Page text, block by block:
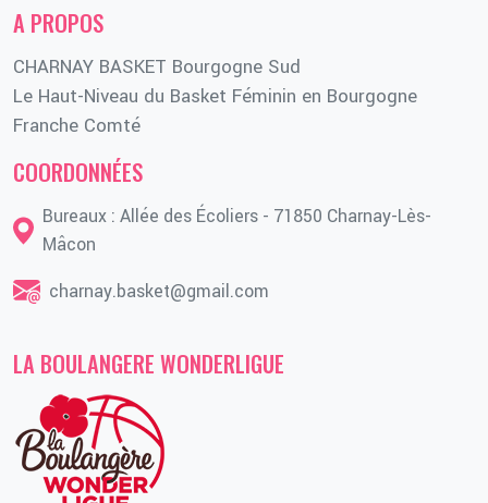
A PROPOS
CHARNAY BASKET Bourgogne Sud
Le Haut-Niveau du Basket Féminin en Bourgogne
Franche Comté
COORDONNÉES
Bureaux : Allée des Écoliers - 71850 Charnay-Lès-
Mâcon
charnay.basket@gmail.com
LA BOULANGERE WONDERLIGUE